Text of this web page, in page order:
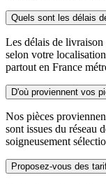
Quels sont les délais
Les délais de
selon votre
partout en France
D'où proviennent vos
Nos pièces
sont issues du réseau
soigneusement
Proposez-vous des